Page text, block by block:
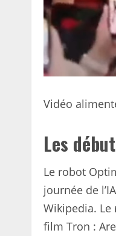
Vidéo
Les
Le robot
journée de
Wikipedia.
film Tron :